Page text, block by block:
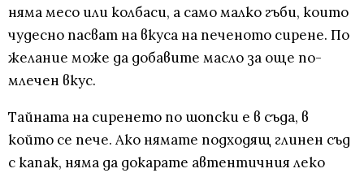
няма месо или колбаси, а само малко гъби, които
чудесно пасват на вкуса на печеното сирене. По
желание може да добавите масло за още по-
млечен вкус.
Тайната на сиренето по шопски е в съда, в
който се пече. Ако нямате подходящ глинен съд
с капак, няма да докарате автентичния леко